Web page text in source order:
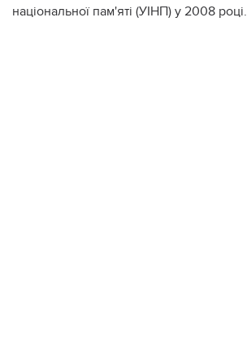
національної пам'яті (УІНП) у 2008 році.